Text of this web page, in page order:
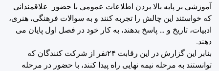
آموزشی بر پایه بالا بردن اطلاعات عمومی با حضور علاقمندانی
که خواستند این چالش را تجربه کنند و به سوالات فرهنگی، هنری،
ادبیات، تاریخ و … پاسخ بدهند، به کار خود در فصل اول پایان می
دهند.
بنابر این گزارش در این رقابت ۲۴نفر از شرکت کنندگان که
توانستند به مرحله نیمه نهایی راه پیدا کنند، با حضور در مرحله